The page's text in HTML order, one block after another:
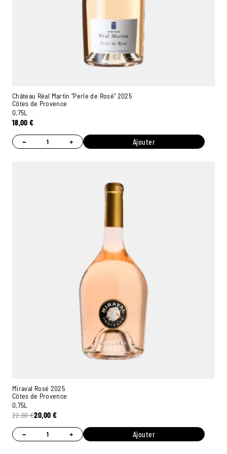
Château Réal Martin "Perle de Rosé" 2025
Côtes de Provence
0,75L
18,00€
− + Ajouter
Miraval Rosé 2025
Côtes de Provence
0,75L
22,90€20,00 €
− + Ajouter